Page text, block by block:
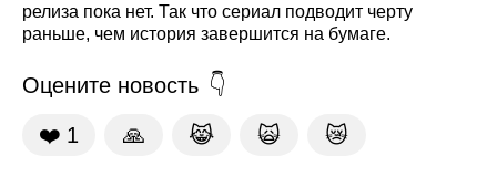
релиза пока нет. Так что сериал подводит черту
раньше, чем история завершится на бумаге.
Оцените новость
❤️ 1 🙏 😹 🙀 😿